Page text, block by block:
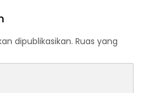
dipublikasikan. Ruas yang